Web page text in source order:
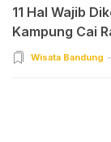
11 Hal Wajib
Kampung Cai
Wisata Bandung